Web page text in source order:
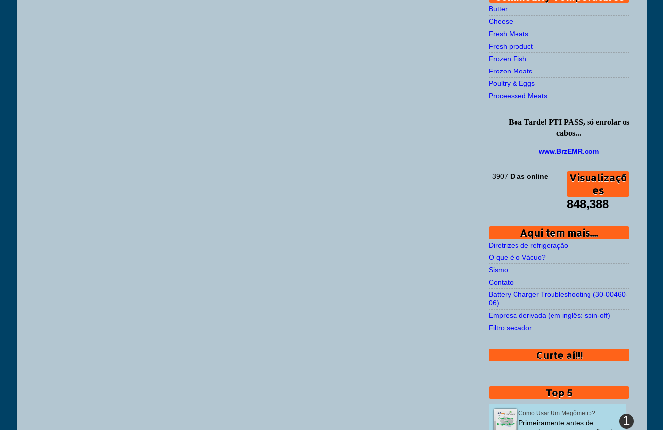
Butter
Cheese
Fresh Meats
Fresh product
Frozen Fish
Frozen Meats
Poultry & Eggs
Proceessed Meats
Boa Tarde! PTI PASS, só enrolar os
cabos...
www.BrzEMR.com
3907 Dias online
Visualizaçõ
es
848,388
Aqui tem mais....
Diretrizes de refrigeração
O que é o Vácuo?
Sismo
Contato
Battery Charger Troubleshooting (30-00460-
06)
Empresa derivada (em inglês: spin-off)
Filtro secador
Curte aí!!!
Top 5
Como Usar Um Megômetro?
Primeiramente antes de